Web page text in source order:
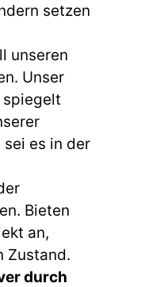
setzen
unseren
Unser
spiegelt
es in der
Bieten
an,
Zustand.
durch